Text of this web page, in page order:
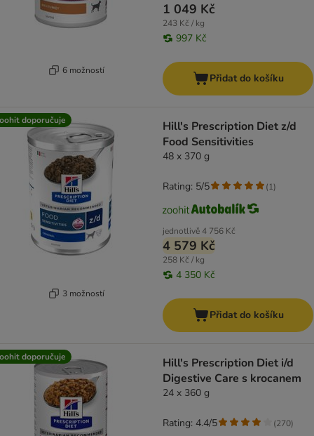
6 možností
1 049 Kč
243 Kč / kg
997 Kč
Přidat do košíku
doporučuje
3 možností
Hill's Prescription Diet z/d
Food Sensitivities
48 x 370 g
jednotlivě4 756 Kč
4 579 Kč
258 Kč / kg
4 350 Kč
Rating: 5/5 (1)
Přidat do košíku
doporučuje
Hill's Prescription Diet i/d
Digestive Care s krocanem
24 x 360 g
Rating: 4.4/5 (270)